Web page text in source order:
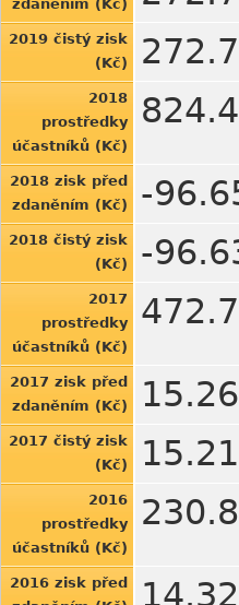
zdaněním (Kč)
2019 čistý zisk
(Kč)
2018
prostředky
účastníků (Kč)
2018 zisk před
zdaněním (Kč)
-
2018 čistý zisk
(Kč)
-
2017
prostředky
účastníků (Kč)
2017 zisk před
zdaněním (Kč)
2017 čistý zisk
(Kč)
2016
prostředky
účastníků (Kč)
2016 zisk před